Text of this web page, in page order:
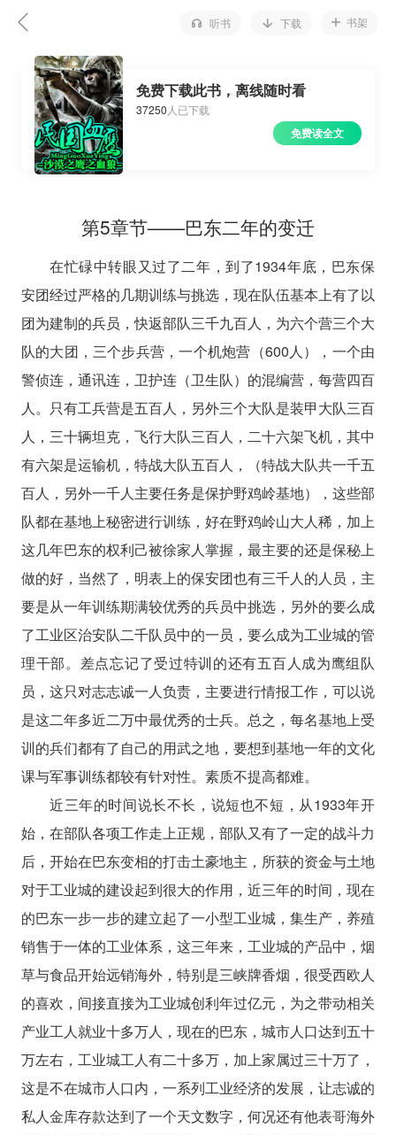
听书 下载 书架
免费下载此书，离线随时看
37250 人已下载
免费读全文
第5章节——巴东二年的变迁
在忙碌中转眼又过了二年，到了1934年底，巴东保
安团经过严格的几期训练与挑选，现在队伍基本上有了以
团为建制的兵员，快返部队三千九百人，为六个营三个大
队的大团，三个步兵营，一个机炮营（600人），一个由
警侦连，通讯连，卫护连（卫生队）的混编营，每营四百
人。只有工兵营是五百人，另外三个大队是装甲大队三百
人，三十辆坦克，飞行大队三百人，二十六架飞机，其中
有六架是运输机，特战大队五百人，（特战大队共一千五
百人，另外一千人主要任务是保护野鸡岭基地），这些部
队都在基地上秘密进行训练，好在野鸡岭山大人稀，加上
这几年巴东的权利己被徐家人掌握，最主要的还是保秘上
做的好，当然了，明表上的保安团也有三千人的人员，主
要是从一年训练期满较优秀的兵员中挑选，另外的要么成
了工业区治安队二千队员中的一员，要么成为工业城的管
理干部。差点忘记了受过特训的还有五百人成为鹰组队
员，这只对志志诚一人负责，主要进行情报工作，可以说
是这二年多近二万中最优秀的士兵。总之，每名基地上受
训的兵们都有了自己的用武之地，要想到基地一年的文化
课与军事训练都较有针对性。素质不提高都难。
近三年的时间说长不长，说短也不短，从1933年开
始，在部队各项工作走上正规，部队又有了一定的战斗力
后，开始在巴东变相的打击土豪地主，所获的资金与土地
对于工业城的建设起到很大的作用，近三年的时间，现在
的巴东一步一步的建立起了一小型工业城，集生产，养殖
销售于一体的工业体系，这三年来，工业城的产品中，烟
草与食品开始远销海外，特别是三峡牌香烟，很受西欧人
的喜欢，间接直接为工业城创利年过亿元，为之带动相关
产业工人就业十多万人，现在的巴东，城市人口达到五十
万左右，工业城工人有二十多万，加上家属过三十万了，
这是不在城市人口内，一系列工业经济的发展，让志诚的
私人金库存款达到了一个天文数字，何况还有他表哥海外